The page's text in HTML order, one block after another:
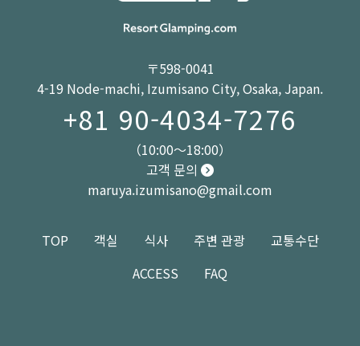
〒598-0041
4-19 Node-machi, Izumisano City, Osaka, Japan.
+81 90-4034-7276
（10:00～18:00）
고객 문의
maruya.izumisano@gmail.com
TOP 객실 식사 주변 관광
교통수단
ACCESS
FAQ